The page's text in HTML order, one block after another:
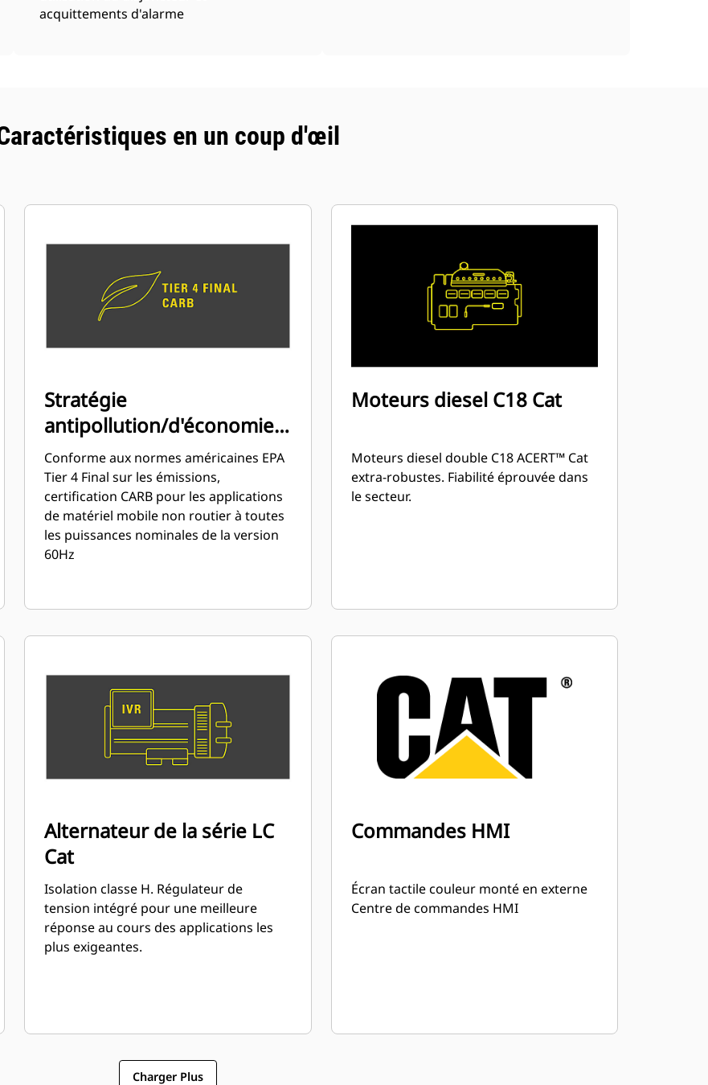
acquittements d'alarme
en un coup d'œil
Stratégie
antipollution/d'économie
de carburant
Conforme aux normes américaines EPA
Tier 4 Final sur les émissions,
certification CARB pour les applications
de matériel mobile non routier à toutes
les puissances nominales de la version
60Hz
Moteurs diesel C18 Cat
Moteurs diesel double C18 ACERT™ Cat
extra-robustes. Fiabilité éprouvée dans
le secteur.
Alternateur de la série LC
Cat
Isolation classe H. Régulateur de
tension intégré pour une meilleure
réponse au cours des applications les
plus exigeantes.
Commandes HMI
Écran tactile couleur monté en externe
Centre de commandes HMI
Charger Plus